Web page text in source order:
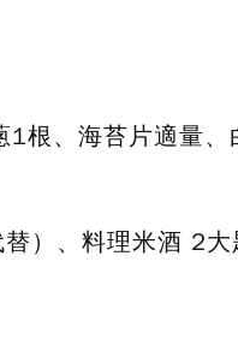
根、海苔片適量
）、料理米酒 2